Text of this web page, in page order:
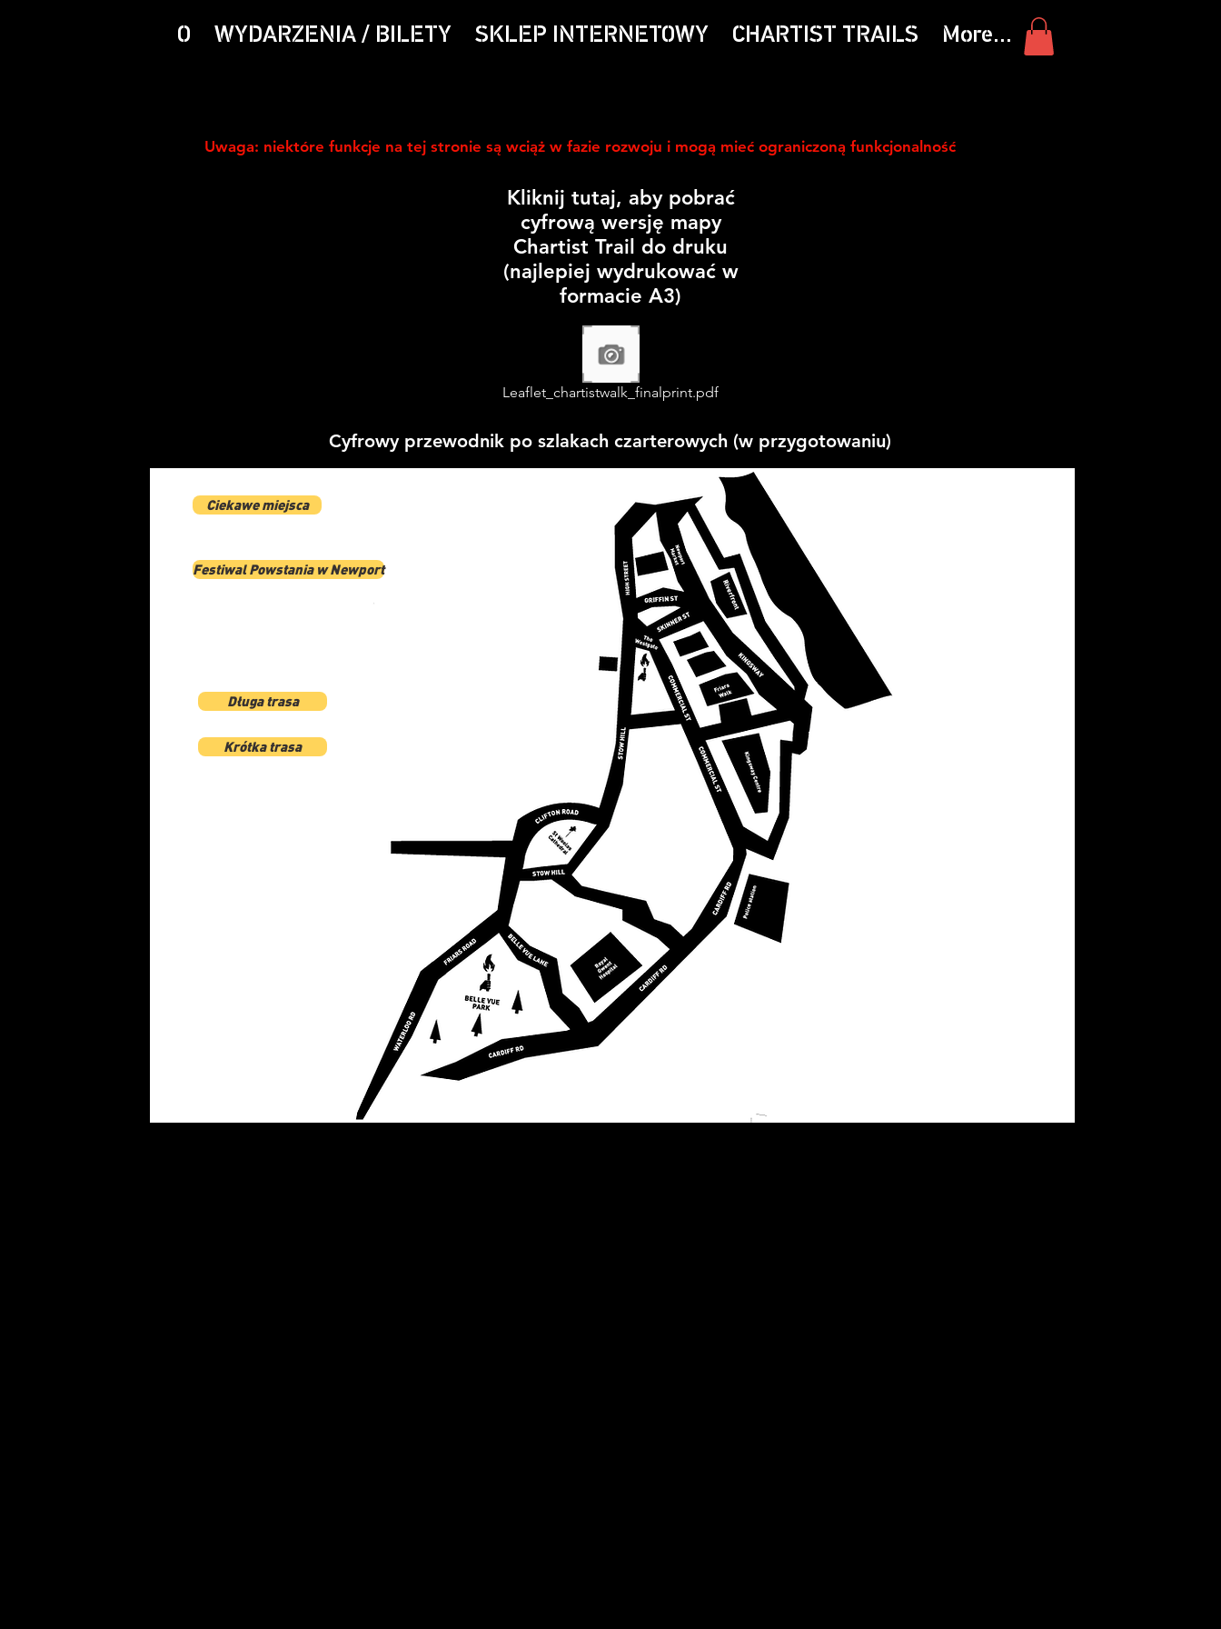
O WYDARZENIA / BILETY SKLEP INTERNETOWY CHARTIST TRAILS More...
Uwaga: niektóre funkcje na tej stronie są wciąż w fazie rozwoju i mogą mieć ograniczoną funkcjonalność
Kliknij tutaj, aby pobrać
cyfrową wersję mapy
Chartist Trail do druku
(najlepiej wydrukować w
formacie A3)
Leaflet_chartistwalk_finalprint.pdf
Cyfrowy przewodnik po szlakach czarterowych (w przygotowaniu)
Długa trasa
Krótka trasa
Ciekawe miejsca
Festiwal Powstania w Newport